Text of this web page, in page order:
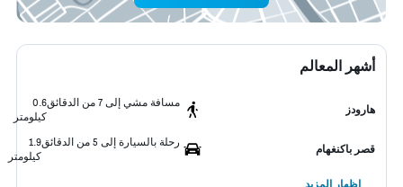
أشهر المعالم
هارودز
مسافة مشي إلى 7 من الدقائق
0.6
كيلومتر
قصر باكنغهام
رحلة بالسيارة إلى 5 من الدقائق
1.9
كيلومتر
إظهار المزيد